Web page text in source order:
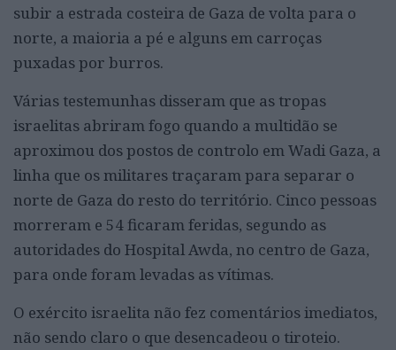
subir a estrada costeira de Gaza de volta para o
norte, a maioria a pé e alguns em carroças
puxadas por burros.
Várias testemunhas disseram que as tropas
israelitas abriram fogo quando a multidão se
aproximou dos postos de controlo em Wadi Gaza, a
linha que os militares traçaram para separar o
norte de Gaza do resto do território. Cinco pessoas
morreram e 54 ficaram feridas, segundo as
autoridades do Hospital Awda, no centro de Gaza,
para onde foram levadas as vítimas.
O exército israelita não fez comentários imediatos,
não sendo claro o que desencadeou o tiroteio.